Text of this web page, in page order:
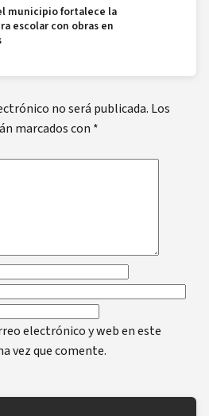
municipio fortalece la
escolar con obras en
no será publicada. Los
marcados con *
electrónico y web en este
vez que comente.